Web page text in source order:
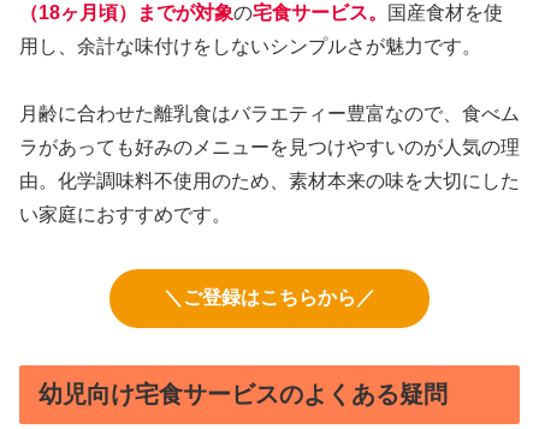
（18ヶ月頃）までが対象の宅食サービス。
国産食材を使
用し、余計な味付けをしないシンプルさが魅力です。
月齢に合わせた離乳食はバラエティー豊富なので、食べム
ラがあっても好みのメニューを見つけやすいのが人気の理
由。化学調味料不使用のため、素材本来の味を大切にした
い家庭におすすめです。
＼ご登録はこちらから／
幼児向け宅食サービスのよくある疑問